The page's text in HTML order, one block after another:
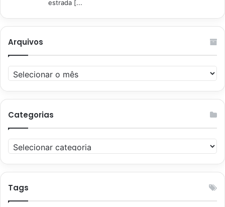
estrada [...
Arquivos
Arquivos
Categorias
Categorias
Tags